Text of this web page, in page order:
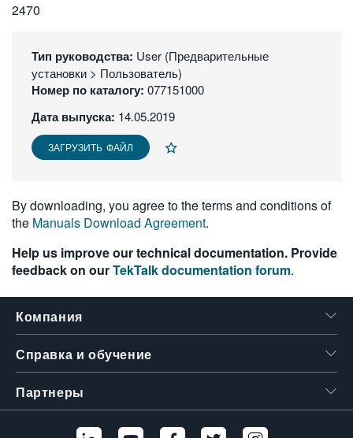
한국어
繁體中文
2470
Тип руководства: User (Предварительные
установки > Пользователь)
Номер по каталогу: 077151000
Дата выпуска: 14.05.2019
ЗАГРУЗИТЬ ФАЙЛ
By downloading, you agree to the terms and conditions of
the Manuals Download Agreement.
Help us improve our technical documentation. Provide
feedback on ourTekTalk documentation forum.
Компания
Справка и обучение
Партнеры